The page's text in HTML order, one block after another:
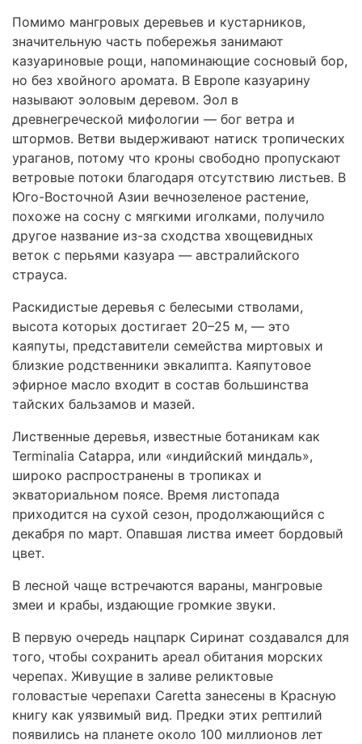
Помимо мангровых деревьев и кустарников,
значительную часть побережья занимают
казуариновые рощи, напоминающие сосновый бор,
но без хвойного аромата. В Европе казуарину
называют эоловым деревом. Эол в
древнегреческой мифологии — бог ветра и
штормов. Ветви выдерживают натиск тропических
ураганов, потому что кроны свободно пропускают
ветровые потоки благодаря отсутствию листьев. В
Юго-Восточной Азии вечнозеленое растение,
похоже на сосну с мягкими иголками, получило
другое название из-за сходства хвощевидных
веток с перьями казуара — австралийского
страуса.
Раскидистые деревья с белесыми стволами,
высота которых достигает 20–25 м, — это
каяпуты, представители семейства миртовых и
близкие родственники эвкалипта. Каяпутовое
эфирное масло входит в состав большинства
тайских бальзамов и мазей.
Лиственные деревья, известные ботаникам как
Terminalia Catappa, или «индийский миндаль»,
широко распространены в тропиках и
экваториальном поясе. Время листопада
приходится на сухой сезон, продолжающийся с
декабря по март. Опавшая листва имеет бордовый
цвет.
В лесной чаще встречаются вараны, мангровые
змеи и крабы, издающие громкие звуки.
В первую очередь нацпарк Сиринат создавался для
того, чтобы сохранить ареал обитания морских
черепах. Живущие в заливе реликтовые
головастые черепахи Caretta занесены в Красную
книгу как уязвимый вид. Предки этих рептилий
появились на планете около 100 миллионов лет